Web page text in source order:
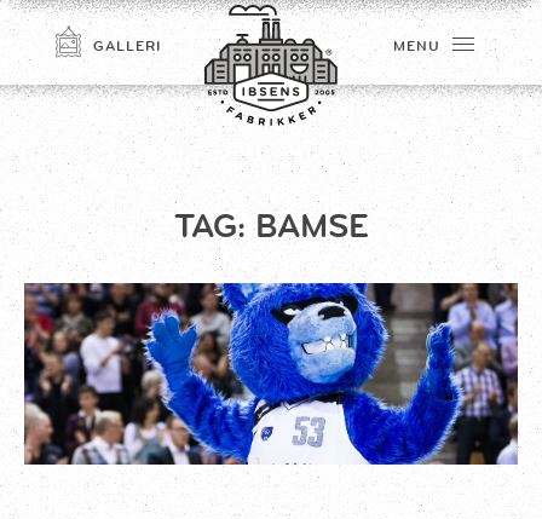
TILMELD
GALLERI MENU
TAG:BAMSE